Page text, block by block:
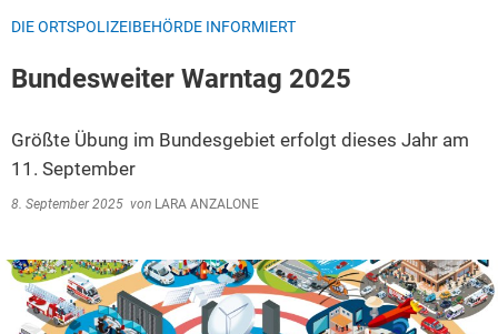
DIE ORTSPOLIZEIBEHÖRDE INFORMIERT
Bundesweiter Warntag 2025
Größte Übung im Bundesgebiet erfolgt dieses Jahr am
11. September
8. September 2025 von LARA ANZALONE